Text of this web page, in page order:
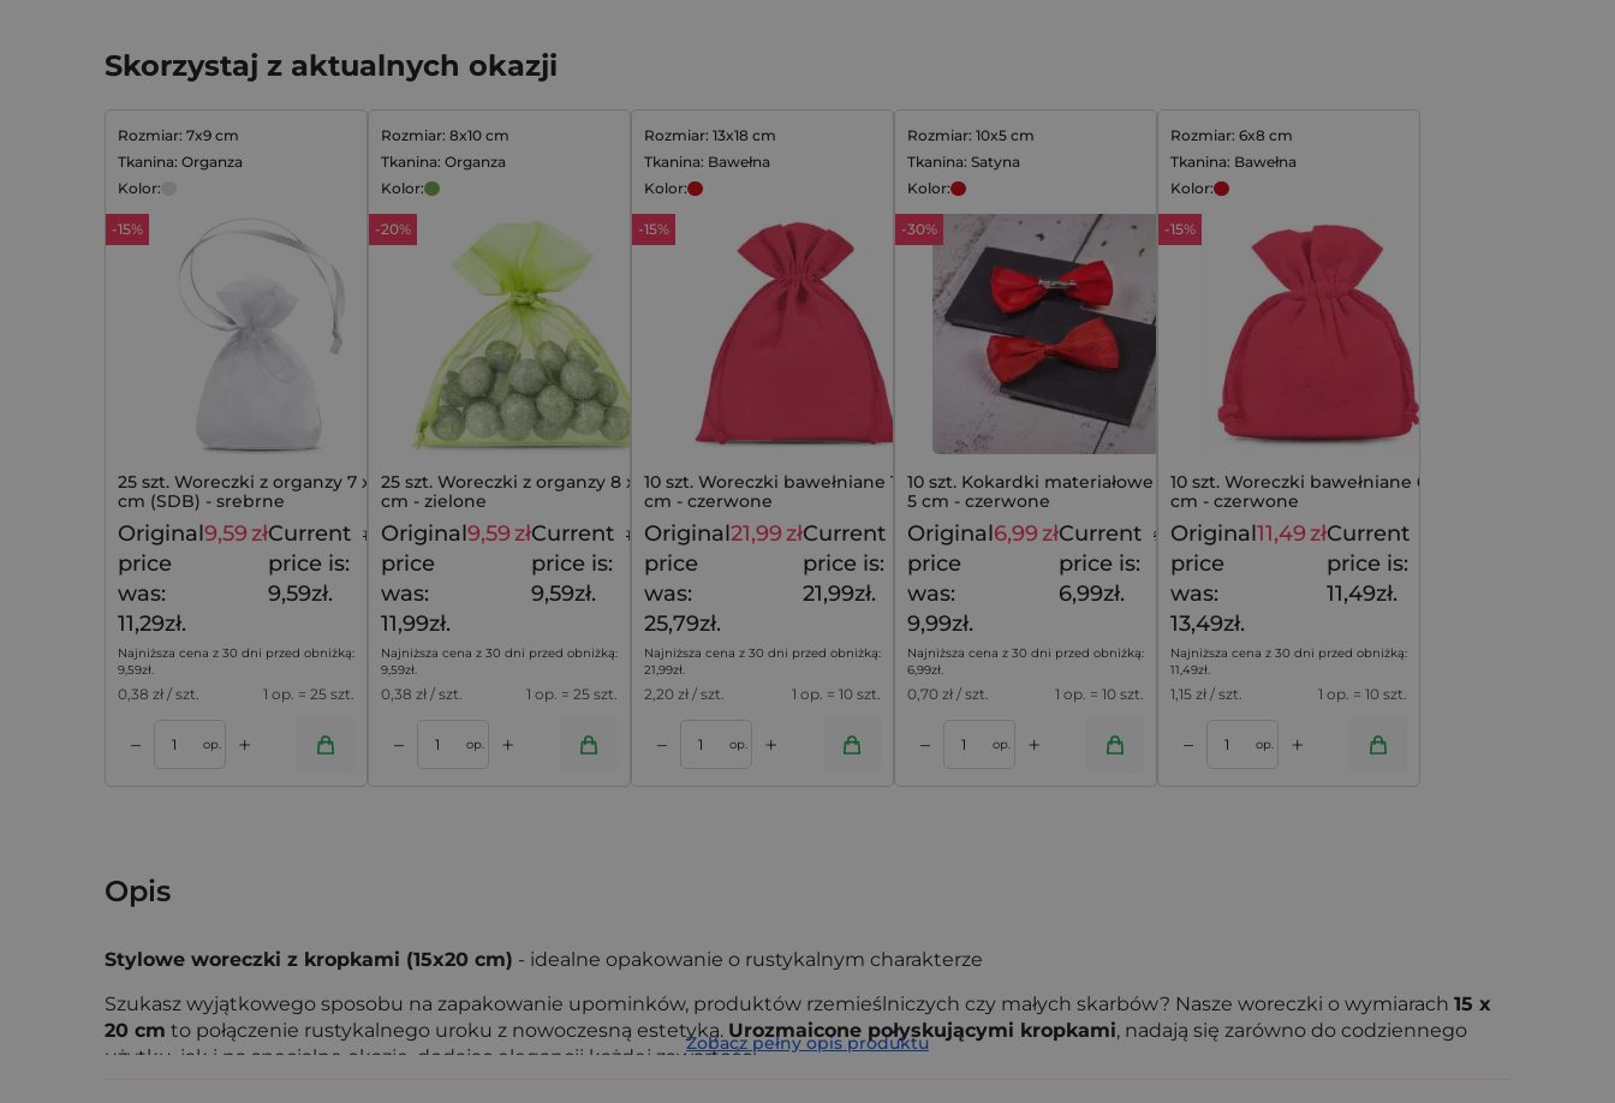
Skorzystaj z aktualnych okazji
Rozmiar: 7x9 cm
Tkanina: Organza
Kolor:
-15%
25 szt. Woreczki z organzy 7 x 9
cm (SDB) - srebrne
11,29 zł
Original
price
was:
11,29zł.
9,59złCurrent
price is:
9,59zł.
Najniższa cena z 30 dni przed obniżką:
9,59zł
0,38 zł / szt. 1 op. = 25 szt.
– op. +
Rozmiar: 8x10 cm
Tkanina: Organza
Kolor:
-20%
25 szt. Woreczki z organzy 8 x 10
cm - zielone
11,99 zł
Original
price
was:
11,99zł.
9,59złCurrent
price is:
9,59zł.
Najniższa cena z 30 dni przed obniżką:
9,59zł
0,38 zł / szt. 1 op. = 25 szt.
– op. +
Rozmiar: 13x18 cm
Tkanina: Bawełna
Kolor:
-15%
10 szt. Woreczki bawełniane 13 x 18
cm - czerwone
25,79 zł
Original
price
was:
25,79zł.
21,99złCurrent
price is:
21,99zł.
Najniższa cena z 30 dni przed obniżką:
21,99zł
2,20 zł / szt. 1 op. = 10 szt.
– op. +
Dodaj do koszyka
Rozmiar: 10x5 cm
Tkanina: Satyna
Kolor:
-30%
10 szt. Kokardki materiałowe 10 x
5 cm - czerwone
9,99 zł
Original
price
was:
9,99zł.
6,99złCurrent
price is:
6,99zł.
Najniższa cena z 30 dni przed obniżką:
6,99zł
0,70 zł / szt. 1 op. = 10 szt.
– op. +
Dodaj do koszyka
Rozmiar: 6x8 cm
Tkanina: Bawełna
Kolor:
-15%
10 szt. Woreczki bawełniane 6 x 8
cm - czerwone
Original
price
was:
13,49zł.
11,49złCurrent
price is:
11,49zł.
Najniższa cena z 30 dni przed obniżką:
11,49zł
1,15 zł / szt. 1 op. = 10 szt.
– op. +
Dodaj do koszyka
Opis
Stylowe woreczki z kropkami (15x20 cm) - idealne opakowanie o rustykalnym charakterze
Szukasz wyjątkowego sposobu na zapakowanie upominków, produktów rzemieślniczych czy małych skarbów? Nasze woreczki o wymiarach 15 x
20 cm to połączenie rustykalnego uroku z nowoczesną estetyką. Urozmaicone połyskującymi kropkami, nadają się zarówno do codziennego
użytku, jak i na specjalne okazje, dodając elegancji każdej zawartości.
Zobacz pełny opis produktu